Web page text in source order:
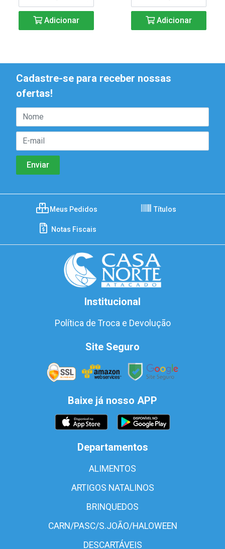
Adicionar Adicionar
Cadastre-se para receber nossas
ofertas!
Meus Pedidos Títulos
Notas Fiscais
Institucional
Política de Troca e Devolução
Site Seguro
Baixe já nosso APP
Departamentos
ALIMENTOS
ARTIGOS NATALINOS
BRINQUEDOS
CARN/PASC/S.JOÃO/HALOWEEN
DESCARTÁVEIS